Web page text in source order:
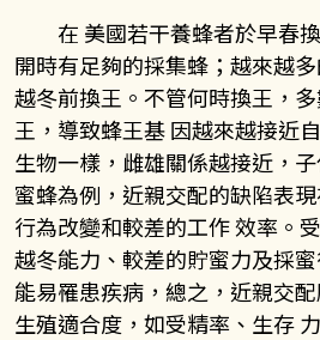
在 美國若干養蜂者於早春
開時有足夠的採集蜂；越來越
越冬前換王。不管何時換王，
王，導致蜂王基 因越來越接近
生物一樣，雌雄關係越接近，
蜜蜂為例，近親交配的缺陷表
行為改變和較差的工作 效率。
越冬能力、較差的貯蜜力及採
能易罹患疾病，總之，近親交
生殖適合度，如受精率、生存